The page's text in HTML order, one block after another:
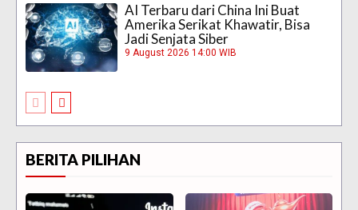
AI Terbaru dari China Ini Buat
Amerika Serikat Khawatir, Bisa
Jadi Senjata Siber
9 August 2026 14:00 WIB
BERITA PILIHAN